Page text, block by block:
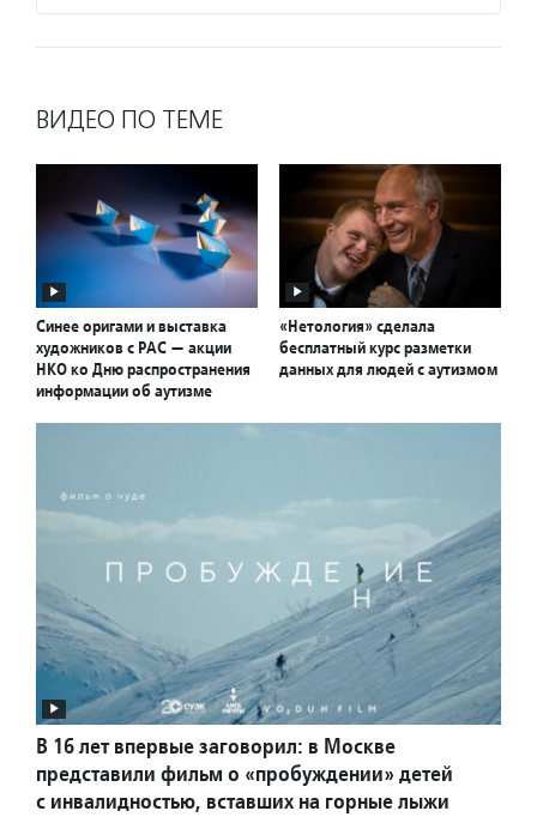
ВИДЕО ПО ТЕМЕ
Синее оригами и выставка
художников с РАС — акции
НКО ко Дню распространения
информации об аутизме
«Нетология» сделала
бесплатный курс разметки
данных для людей с аутизмом
В 16 лет впервые заговорил: в Москве
представили фильм о «пробуждении» детей
с инвалидностью, вставших на горные лыжи